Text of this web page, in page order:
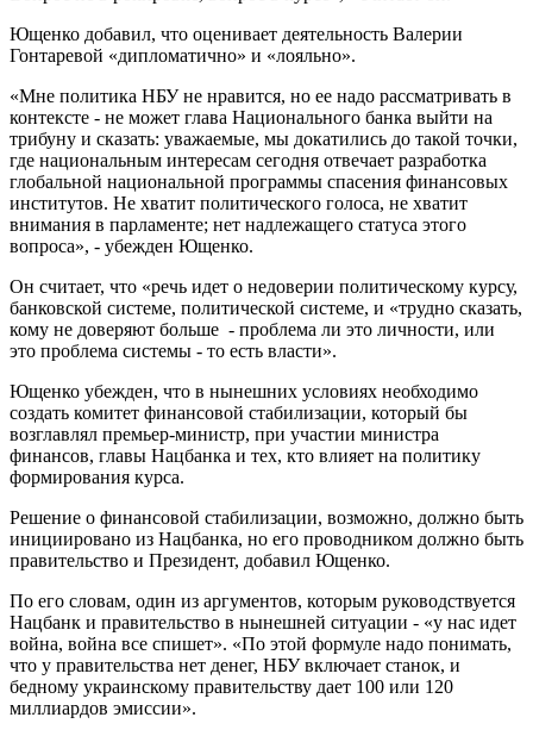
Ющенко добавил, что оценивает деятельность Валерии
Гонтаревой «дипломатично» и «лояльно».
«Мне политика НБУ не нравится, но ее надо рассматривать в
контексте - не может глава Национального банка выйти на
трибуну и сказать: уважаемые, мы докатились до такой точки,
где национальным интересам сегодня отвечает разработка
глобальной национальной программы спасения финансовых
институтов. Не хватит политического голоса, не хватит
внимания в парламенте; нет надлежащего статуса этого
вопроса», - убежден Ющенко.
Он считает, что «речь идет о недоверии политическому курсу,
банковской системе, политической системе, и «трудно сказать,
кому не доверяют больше - проблема ли это личности, или
это проблема системы - то есть власти».
Ющенко убежден, что в нынешних условиях необходимо
создать комитет финансовой стабилизации, который бы
возглавлял премьер-министр, при участии министра
финансов, главы Нацбанка и тех, кто влияет на политику
формирования курса.
Решение о финансовой стабилизации, возможно, должно быть
инициировано из Нацбанка, но его проводником должно быть
правительство и Президент, добавил Ющенко.
По его словам, один из аргументов, которым руководствуется
Нацбанк и правительство в нынешней ситуации - «у нас идет
война, война все спишет». «По этой формуле надо понимать,
что у правительства нет денег, НБУ включает станок, и
бедному украинскому правительству дает 100 или 120
миллиардов эмиссии».